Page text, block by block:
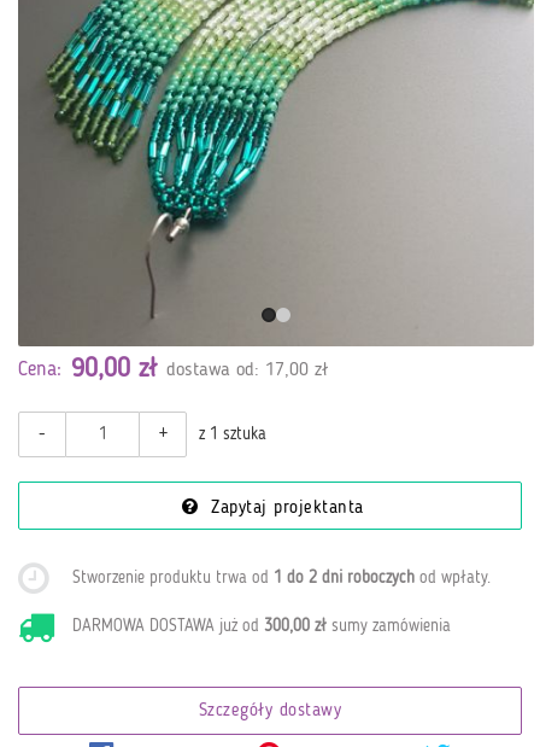
Cena: 90,00 zł dostawa od: 17,00 zł
- + z 1 sztuka
Zapytaj projektanta
Stworzenie produktu trwa od 1 do 2 dni roboczych od wpłaty.
DARMOWA DOSTAWA już od300,00 zł sumy zamówienia
Szczegóły dostawy